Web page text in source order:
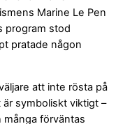
Marine Le Pen
program stod
pratade någon
att inte rösta på
är symboliskt viktigt –
många förväntas